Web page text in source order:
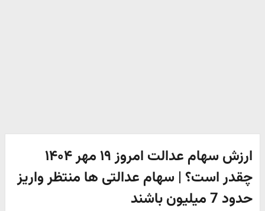
ارزش سهام عدالت امروز ۱۹ مهر ۱۴۰۴
چقدر است؟ | سهام عدالتی ها منتظر واریز
حدود 7 میلیون باشند